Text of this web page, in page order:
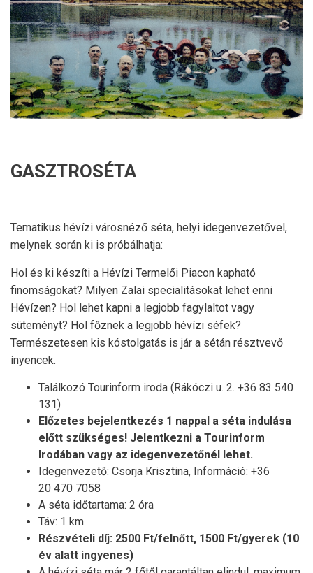
GASZTROSÉTA
Tematikus hévízi városnéző séta, helyi idegenvezetővel,
melynek során ki is próbálhatja:
Hol és ki készíti a Hévízi Termelői Piacon kapható
finomságokat? Milyen Zalai specialitásokat lehet enni
Hévízen? Hol lehet kapni a legjobb fagylaltot vagy
süteményt? Hol főznek a legjobb hévízi séfek?
Természetesen kis kóstolgatás is jár a sétán résztvevő
ínyencek.
Találkozó Tourinform iroda (Rákóczi u. 2. +36 83 540
131)
Előzetes bejelentkezés 1 nappal a séta indulása
előtt szükséges! Jelentkezni a Tourinform
Irodában vagy az idegenvezetőnél lehet.
Idegenvezető: Csorja Krisztina, Információ: +36
20 470 7058
A séta időtartama: 2 óra
Táv: 1 km
Részvételi díj: 2500 Ft/felnőtt, 1500 Ft/gyerek (10
év alatt ingyenes)